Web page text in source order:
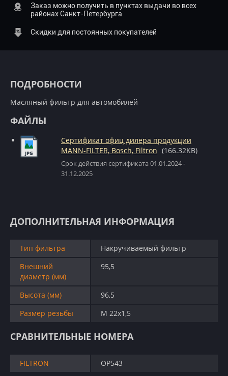
Заказ можно получить в пунктах выдачи во всех
районах Санкт-Петербурга
Скидки для постоянных покупателей
ПОДРОБНОСТИ
Масляный фильтр для автомобилей
ФАЙЛЫ
Сертификат офиц дилера продукции
MANN-FILTER, Bosch, Filtron (166.32KB)
Срок действия сертификата 01.01.2024 -
31.12.2025
ДОПОЛНИТЕЛЬНАЯ ИНФОРМАЦИЯ
Тип фильтра
Накручиваемый фильтр
Внешний
диаметр (мм)
95,5
Высота (мм)
96,5
Размер резьбы
M 22x1,5
СРАВНИТЕЛЬНЫЕ НОМЕРА
FILTRON OP543